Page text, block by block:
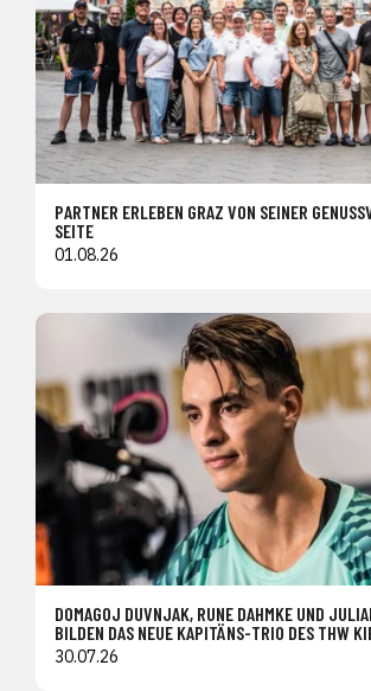
PARTNER ERLEBEN GRAZ VON SEINER
SEITE
01.08.26
DOMAGOJ DUVNJAK, RUNE DAHMKE UND
BILDEN DAS NEUE KAPITÄNS-TRIO DES THW
30.07.26